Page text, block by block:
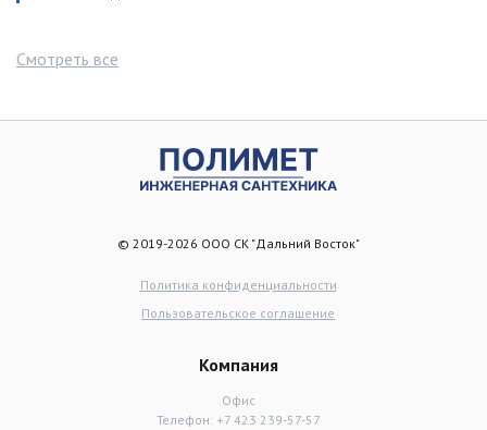
Смотреть все
© 2019-2026 ООО СК "Дальний Восток"
Политика конфиденциальности
Пользовательское соглашение
Компания
Офис
Телефон: +7 423 239-57-57